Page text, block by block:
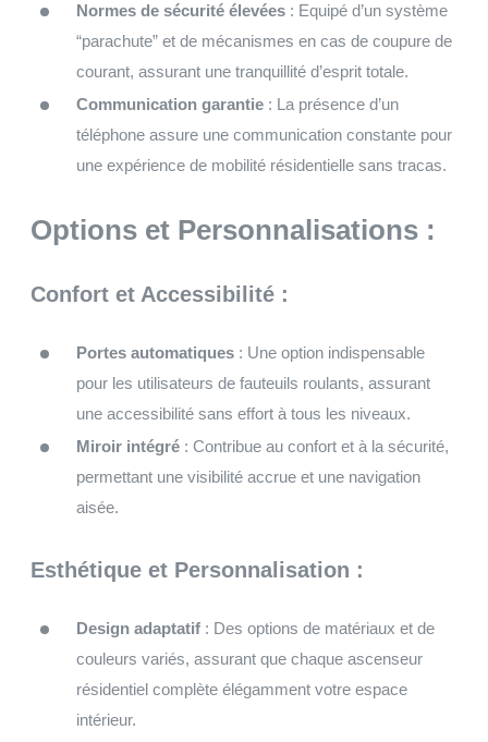
Normes de sécurité élevées : Equipé d’un système
“parachute” et de mécanismes en cas de coupure de
courant, assurant une tranquillité d’esprit totale.
Communication garantie : La présence d’un
téléphone assure une communication constante pour
une expérience de mobilité résidentielle sans tracas.
Options et Personnalisations :
Confort et Accessibilité :
Portes automatiques : Une option indispensable
pour les utilisateurs de fauteuils roulants, assurant
une accessibilité sans effort à tous les niveaux.
Miroir intégré : Contribue au confort et à la sécurité,
permettant une visibilité accrue et une navigation
aisée.
Esthétique et Personnalisation :
Design adaptatif : Des options de matériaux et de
couleurs variés, assurant que chaque ascenseur
résidentiel complète élégamment votre espace
intérieur.